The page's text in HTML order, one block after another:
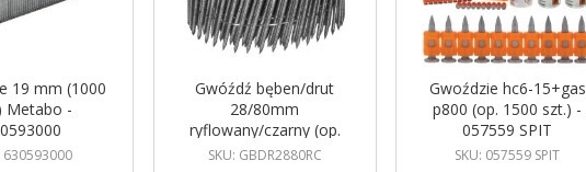
19 mm (1000
Metabo -
630593000
Gwóźdź bęben/drut
28/80mm
ryflowany/czarny (op.
4500 szt.) -
SKU: GBDR2880RC
Gwoździe hc6-15+gas
p800 (op. 1500 szt.) -
057559 SPIT
SKU: 057559 SPIT